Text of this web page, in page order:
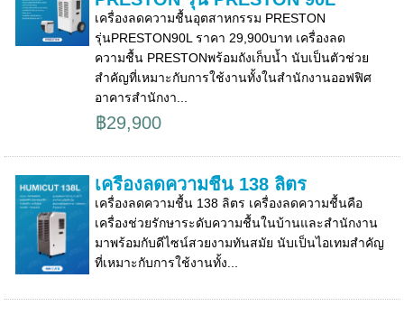
เครื่องลดความชื้นอุตสาหกรรม PRESTON
รุ่นPRESTON90L ราคา 29,900บาท เครื่องลด
ความชื้น PRESTONพร้อมถังเก็บน้ำ นับเป็นตัวช่วย
สำคัญที่เหมาะกับการใช้งานทั้งในสำนักงานออฟฟิศ
อาคารสำนักงา...
฿29,900
เครื่องลดความชื้น 138 ลิตร
เครื่องลดความชื้น 138 ลิตร เครื่องลดความชื้นคือ
เครื่องช่วยรักษาระดับความชื้นในบ้านและสำนักงาน
มาพร้อมกับดีไซน์สวยงามทันสมัย นับเป็นไอเทมสำคัญ
ที่เหมาะกับการใช้งานทั้ง...